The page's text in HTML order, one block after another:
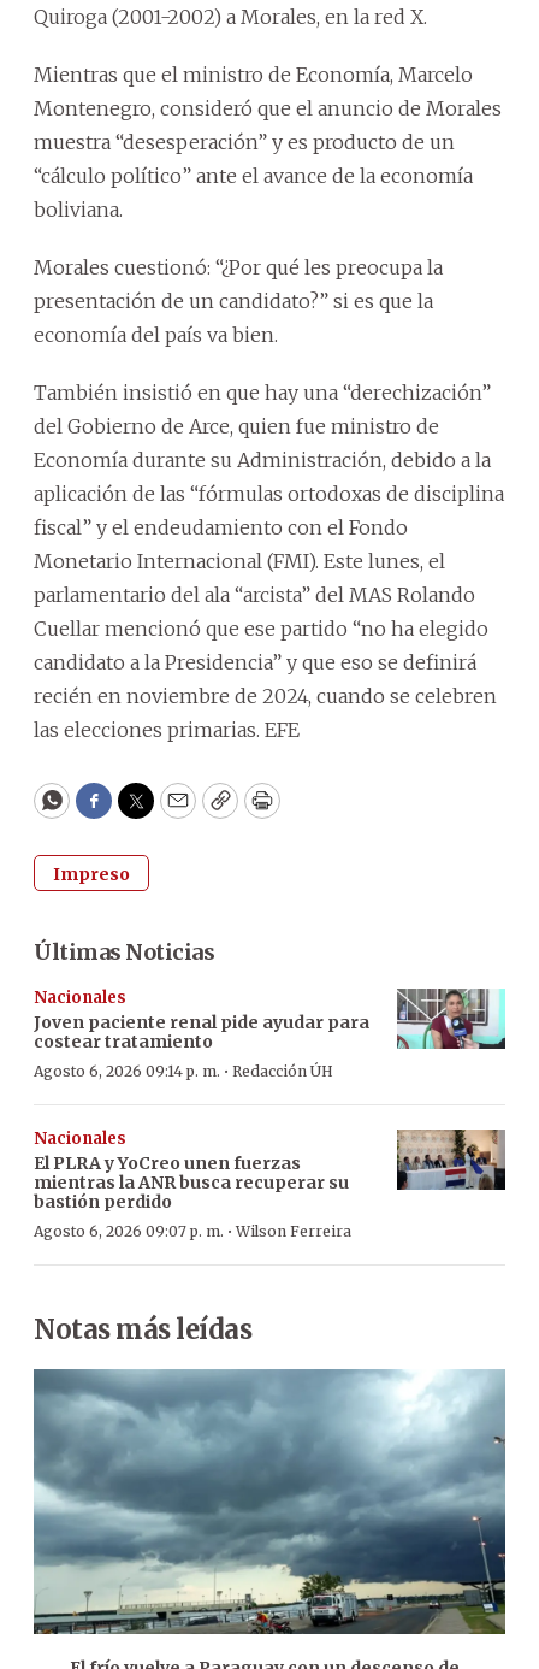
Quiroga (2001-2002) a Morales, en la red X.
Mientras que el ministro de Economía, Marcelo
Montenegro, consideró que el anuncio de Morales
muestra “desesperación” y es producto de un
“cálculo político” ante el avance de la economía
boliviana.
Morales cuestionó: “¿Por qué les preocupa la
presentación de un candidato?” si es que la
economía del país va bien.
También insistió en que hay una “derechización”
del Gobierno de Arce, quien fue ministro de
Economía durante su Administración, debido a la
aplicación de las “fórmulas ortodoxas de disciplina
fiscal” y el endeudamiento con el Fondo
Monetario Internacional (FMI). Este lunes, el
parlamentario del ala “arcista” del MAS Rolando
Cuellar mencionó que ese partido “no ha elegido
candidato a la Presidencia” y que eso se definirá
recién en noviembre de 2024, cuando se celebren
las elecciones primarias. EFE
WhatsApp
Facebook
Twitter
EmailCopyPrint
Impreso
Últimas Noticias
Nacionales
Joven paciente renal pide ayudar para
costear tratamiento
Agosto 6, 2026 09:14 p. m. · Redacción ÚH
Nacionales
El PLRA y YoCreo unen fuerzas
mientras la ANR busca recuperar su
bastión perdido
Agosto 6, 2026 09:07 p. m. ·Wilson Ferreira
Notas más leídas